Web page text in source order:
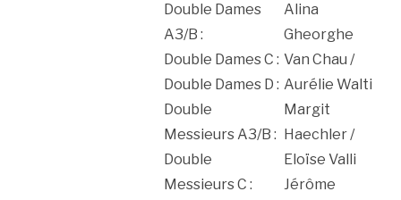
Double Dames
A3/B :
Double Dames C :
Double Dames D :
Double
Messieurs A3/B :
Double
Messieurs C :
Alina
Gheorghe
Van Chau /
Aurélie Walti
Margit
Haechler /
Eloïse Valli
Jérôme